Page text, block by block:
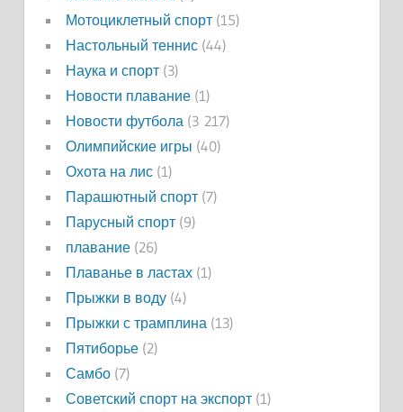
Мотоциклетный спорт(15)
Настольный теннис(44)
Наука и спорт(3)
Новости плавание(1)
Новости футбола (3 217)
Олимпийские игры (40)
Охота на лис(1)
Парашютный спорт(7)
Парусный спорт(9)
плавание(26)
Плаванье в ластах(1)
Прыжки в воду(4)
Прыжки с трамплина (13)
Пятиборье(2)
Самбо(7)
Советский спорт на экспорт(1)